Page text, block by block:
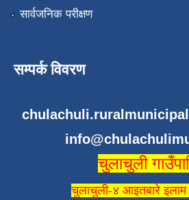
सार्वजनिक परीक्षण
सम्पर्क विवरण
चुलाचुली
चुलाचुली-४ आइतबारे